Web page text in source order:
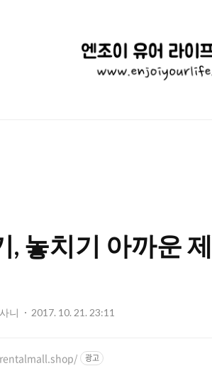
엔
조
프
, 놓치기 아까운
니 2017. 10. 21. 23:11
광고